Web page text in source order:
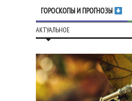
ГОРОСКОПЫ И ПРОГНОЗЫ
АКТУАЛЬНОЕ